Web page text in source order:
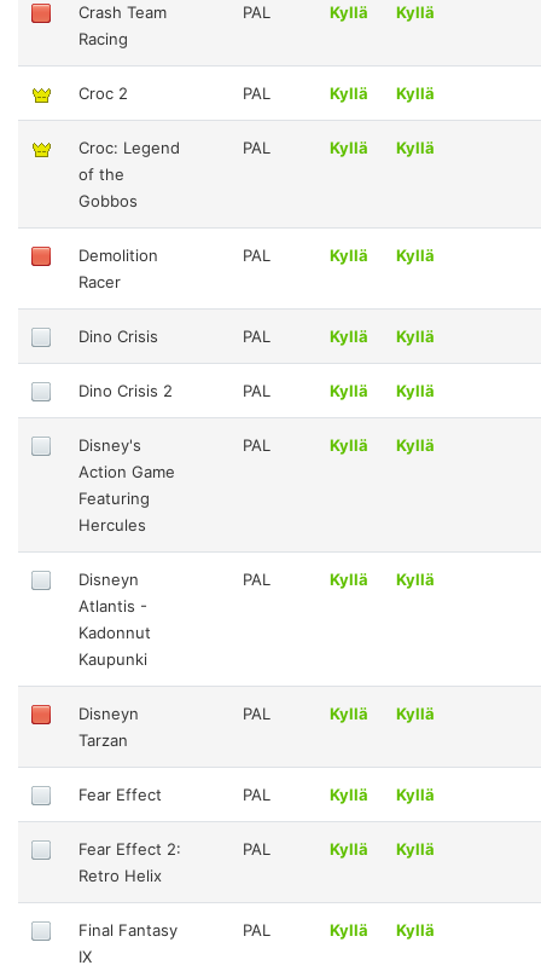
Crash Team
Racing
PAL Kyllä Kyllä
Croc 2 PAL Kyllä Kyllä
Croc: Legend
of the
Gobbos
PAL Kyllä Kyllä
Demolition
Racer
PAL Kyllä Kyllä
Dino Crisis PAL Kyllä Kyllä
Dino Crisis 2 PAL Kyllä Kyllä
Disney's
Action Game
Featuring
Hercules
PAL Kyllä Kyllä
Disneyn
Atlantis -
Kadonnut
Kaupunki
PAL Kyllä Kyllä
Disneyn
Tarzan
PAL Kyllä Kyllä
Fear Effect PAL Kyllä Kyllä
Fear Effect 2:
Retro Helix
PAL Kyllä Kyllä
Final Fantasy
IX
PAL Kyllä Kyllä